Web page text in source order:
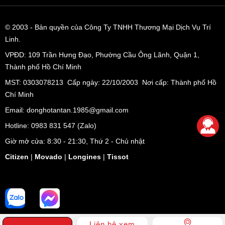
Citizen, Bulova, Movado, Coach, Ferrari, Lacoste,
Tommy Hilfiger, Caravelle, Alfex, Grovana. Chúng tôi
cũng là Đại lý chính thức của Longines, Tissot, Rado,
Mido,… và các thương hiệu đồng hồ khác. Đồng thời,
Tân Tân Watch được hãng Citizen, Movado Group uỷ
quyền là Trung Tâm Bảo Hành chính hãng tại Việt Nam.
Tân Tân Watch luôn cập nhật mẫu mới và luôn có nhiều
mẫu mã nhất thị trường đồng hồ. Với Hệ thống
Showroom chuyên nghiệp, sang trọng và phủ rộng
khắp nhằm nâng cao trải nghiệm mua sắm của quý
khách.
✓ Nằm trong bộ sưu tập Series 800 với phong cách thể thao
© 2003 - Bản quyền của Công Ty TNHH Thương Mại Dịch Vụ Trí
Linh.
VPĐD: 109 Trần Hưng Đạo, Phường Cầu Ông Lãnh, Quận 1,
Thành phố Hồ Chí Minh
MST: 0303078213 Cấp ngày: 22/10/2003 Nơi cấp: Thành phố Hồ
Chí Minh
Email: donghotantan.1985@gmail.com
Hotline: 0983 831 547 (Zalo)
Giờ mở cửa: 8:30 - 21:30, Thứ 2 - Chủ nhật
Citizen | Movado | Longines | Tissot